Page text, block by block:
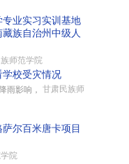
专业实习实训基地
族自治州中级人
师范学院
校受灾情况
雨影响， 甘肃民族师
尔百米唐卡项目
院